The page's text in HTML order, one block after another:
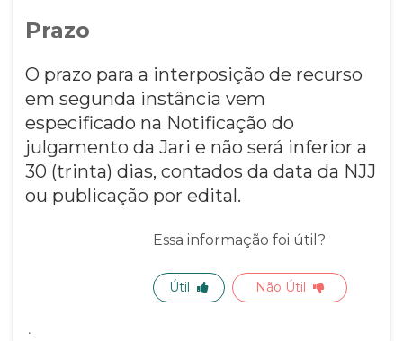
Prazo
O prazo para a interposição de recurso
em segunda instância vem
especificado na Notificação do
julgamento da Jari e não será inferior a
30 (trinta) dias, contados da data da NJJ
ou publicação por edital.
Essa informação foi útil?
Útil Não Útil